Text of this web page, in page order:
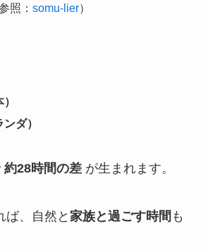
参照： somu-lier）
ンダ）
約28時間の差が生まれます。
ば、自然と 家族と過ごす時間 も